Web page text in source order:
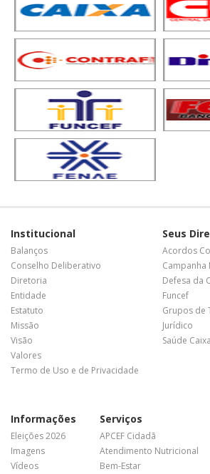
Institucional
Balanços
Conselho Deliberativo
Diretoria
Entidade
Estatuto
Missão
Visão
Valores
Termo de Uso e de Privacidade
Seus
Acordos
Campanha
Defesa da
Funcef
Grupos de
Jurídico
Saúde Caixa
Informações
Eleições 2026
Imagens
Vídeos
Serviços
APCEF Cidadã
Atendimento Nutricional
Bem-Estar